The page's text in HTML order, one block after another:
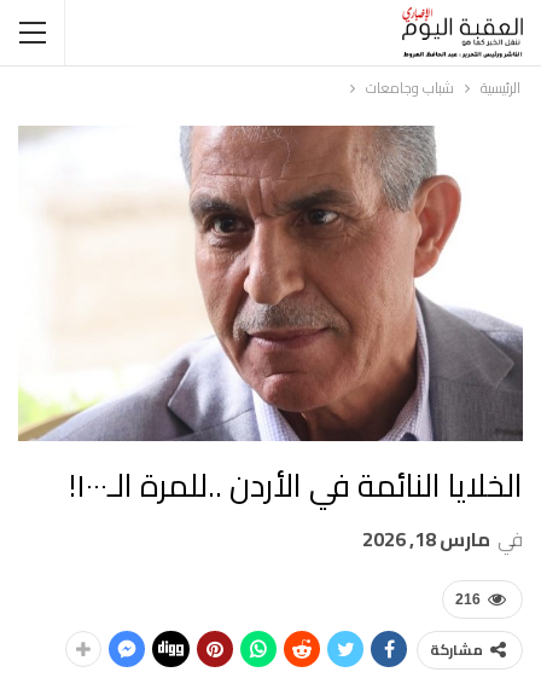
الرئيسية شباب وجامعات
الخلايا النائمة في الأردن ..للمرة الـ١٠٠٠!
في مارس 18, 2026
216
مشاركة